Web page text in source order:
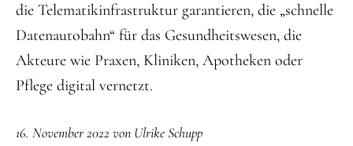
die Telematikinfrastruktur garantieren, die „schnelle
Datenautobahn“ für das Gesundheitswesen, die
Akteure wie Praxen, Kliniken, Apotheken oder
Pflege digital vernetzt.
16. November 2022 von Ulrike Schupp